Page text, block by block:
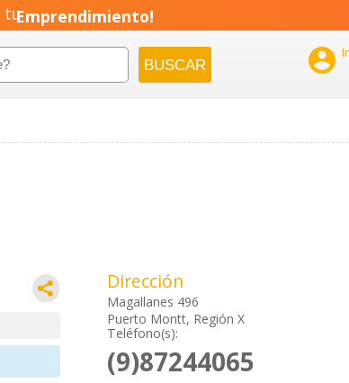
tuEmprendimiento!

Dirección
Magallanes 496
Puerto Montt, Región X
Teléfono(s):
(9)87244065